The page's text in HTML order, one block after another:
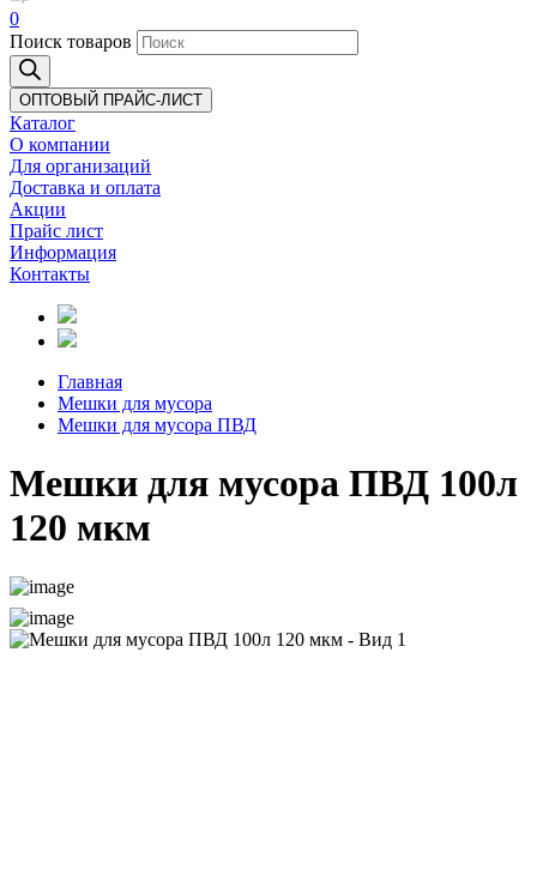
0
Поиск товаров
ОПТОВЫЙ ПРАЙС-ЛИСТ
Каталог
О компании
Для организаций
Доставка и оплата
Акции
Прайс лист
Информация
Контакты
Главная
Мешки для мусора
Мешки для мусора ПВД
Мешки для мусора ПВД 100л
120 мкм